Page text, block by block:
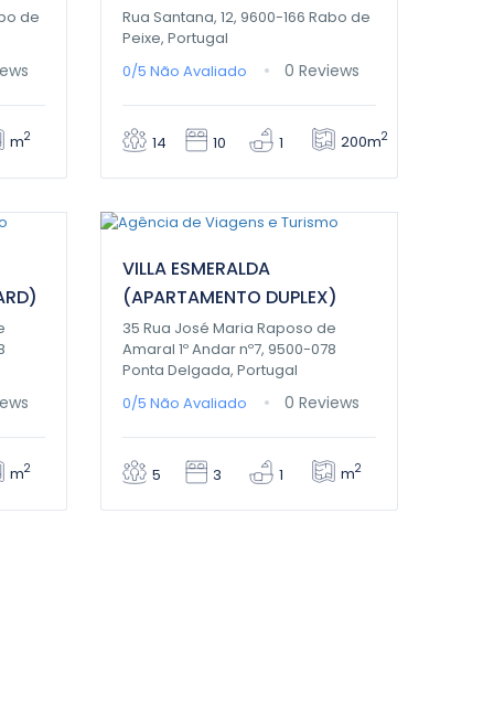
de
m2
Rua Santana, 12, 9600-166 Rabo de
Peixe, Portugal
0/5 Não Avaliado 0 Reviews
14 10 1 200m2
m2
VILLA ESMERALDA
(APARTAMENTO DUPLEX)
35 Rua José Maria Raposo de
Amaral 1º Andar nº7, 9500-078
Ponta Delgada, Portugal
0/5 Não Avaliado 0 Reviews
5 3 1 m2